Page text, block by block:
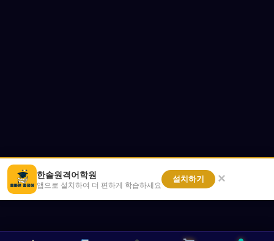
한솔원격어학원
앱으로 설치하여 더 편하게 학습하세요
설치하기 ×